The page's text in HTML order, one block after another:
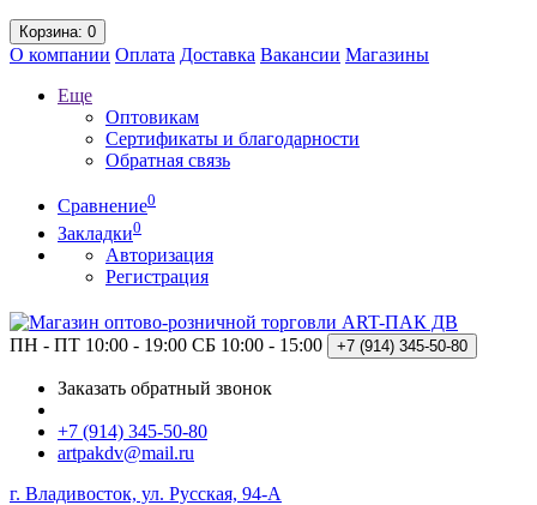
Корзина: 0
О компании Оплата Доставка Вакансии Магазины
Еще
Оптовикам
Сертификаты и благодарности
Обратная связь
Сравнение0
Закладки0
Авторизация
Регистрация
ПН - ПТ 10:00 - 19:00 СБ 10:00 - 15:00 +7 (914) 345-50-80
Заказать обратный звонок
+7 (914) 345-50-80
artpakdv@mail.ru
г. Владивосток, ул. Русская, 94-А